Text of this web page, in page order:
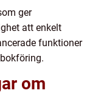
ger
att enkelt
funktioner
om